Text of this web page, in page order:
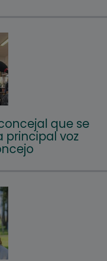
que se
principal voz